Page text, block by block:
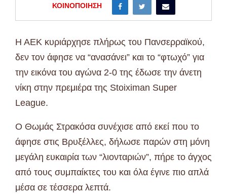
ΚΟΙΝΟΠΟΊΗΣΗ
Η ΑΕΚ κυριάρχησε πλήρως του Πανσερραϊκού,
δεν τον άφησε να “ανασάνει” και το “φτωχό” για
την εικόνα του αγώνα 2-0 της έδωσε την άνετη
νίκη στην πρεμιέρα της Stoiximan Super
League.
Ο Θωμάς Στρακόσα συνέχισε από εκεί που το
άφησε στις Βρυξέλλες, δήλωσε παρών στη μόνη
μεγάλη ευκαιρία των “λιονταριών”, πήρε το άγχος
από τους συμπαίκτες του και όλα έγινε πιο απλά
μέσα σε τέσσερα λεπτά.